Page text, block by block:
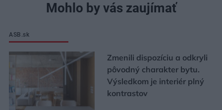
Mohlo by vás zaujímať
ASB.sk
Zmenili dispozíciu a odkryli
pôvodný charakter bytu.
Výsledkom je interiér plný
kontrastov